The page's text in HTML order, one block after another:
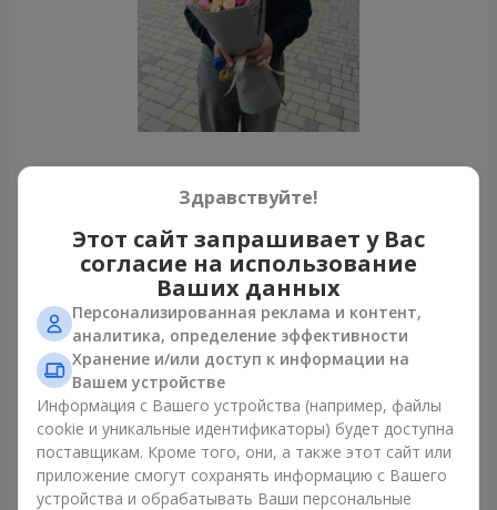
Все фото доставок
Заказать этот товар
Наши клиенты
Здравствуйте!
Этот сайт запрашивает у Вас
согласие на использование
Ваших данных
Персонализированная реклама и контент,
аналитика, определение эффективности
Хранение и/или доступ к информации на
Вашем устройстве
Информация с Вашего устройства (например, файлы
cookie и уникальные идентификаторы) будет доступна
поставщикам. Кроме того, они, а также этот сайт или
приложение смогут сохранять информацию с Вашего
устройства и обрабатывать Ваши персональные